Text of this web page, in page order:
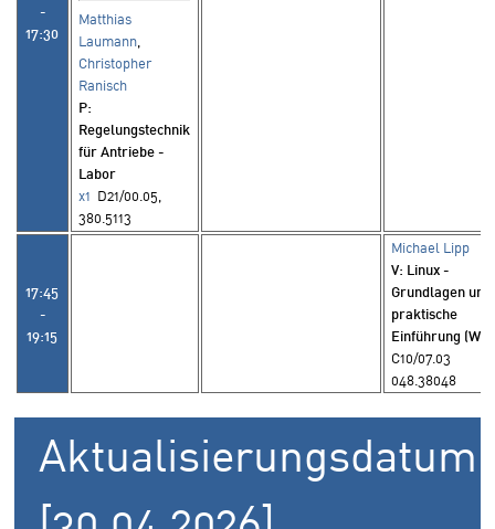
-
17:30
Matthias
Laumann,
Christopher
Ranisch
P:
Regelungstechnik
für Antriebe -
Labor
x1 D21/00.05,
380.5113
17:45
-
19:15
Michael Lipp
V: Linux -
Grundlagen und
praktische
Einführung (WP)
C10/07.03
048.38048
Aktualisierungsdatum: